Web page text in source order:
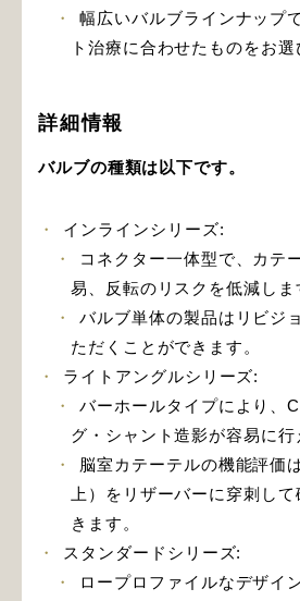
幅広いバルブラインナップ
ト治療に合わせたものをお選
詳細情報
バルブの種類は以下です。
インラインシリーズ:
コネクター一体型で、カテ
易、反転のリスクを低減しま
バルブ単体の製品はリビジ
ただくことができます。
ライトアングルシリーズ:
バーホールタイプにより、
グ・シャント造影が容易に行
脳室カテーテルの機能評価
上）をリザーバーに穿刺し
きます。
スタンダードシリーズ:
ロープロファイルなデザイ